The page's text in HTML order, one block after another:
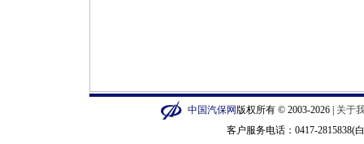
中国汽保网版权所有 © 2003-2026 | 关于
客户服务电话：0417-